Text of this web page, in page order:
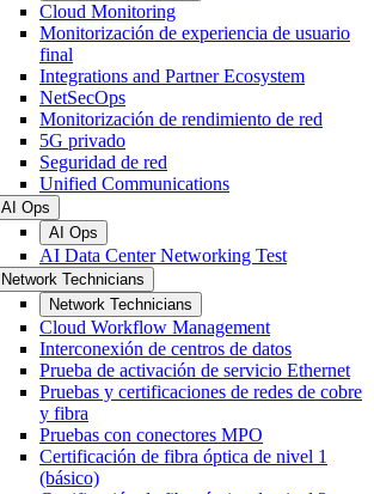
Cloud Monitoring
Monitorización de experiencia de usuario
final
Integrations and Partner Ecosystem
NetSecOps
Monitorización de rendimiento de red
5G privado
Seguridad de red
Unified Communications
AI Ops
AI Ops
AI Data Center Networking Test
Network Technicians
Network Technicians
Cloud Workflow Management
Interconexión de centros de datos
Prueba de activación de servicio Ethernet
Pruebas y certificaciones de redes de cobre
y fibra
Pruebas con conectores MPO
Certificación de fibra óptica de nivel 1
(básico)